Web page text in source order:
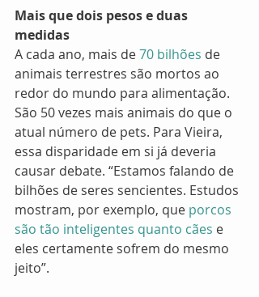
Mais que dois pesos e duas
medidas
A cada ano, mais de 70 bilhões de
animais terrestres são mortos ao
redor do mundo para alimentação.
São 50 vezes mais animais do que o
atual número de pets. Para Vieira,
essa disparidade em si já deveria
causar debate. “Estamos falando de
bilhões de seres sencientes. Estudos
mostram, por exemplo, que porcos
são tão inteligentes quanto cães e
eles certamente sofrem do mesmo
jeito”.